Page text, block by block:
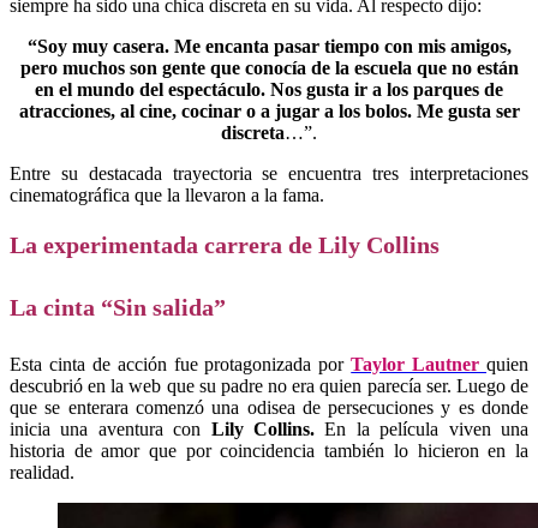
siempre ha sido una chica discreta en su vida. Al respecto dijo:
“Soy muy casera. Me encanta pasar tiempo con mis amigos,
pero muchos son gente que conocía de la escuela que no están
en el mundo del espectáculo. Nos gusta ir a los parques de
atracciones, al cine, cocinar o a jugar a los bolos. Me gusta ser
discreta…”.
Entre su destacada trayectoria se encuentra tres interpretaciones
cinematográfica que la llevaron a la fama.
La experimentada carrera de Lily Collins
La cinta “Sin salida”
Esta cinta de acción fue protagonizada porTaylor Lautnerquien
descubrió en la web que su padre no era quien parecía ser. Luego de
que se enterara comenzó una odisea de persecuciones y es donde
inicia una aventura con Lily Collins.En la película viven una
historia de amor que por coincidencia también lo hicieron en la
realidad.